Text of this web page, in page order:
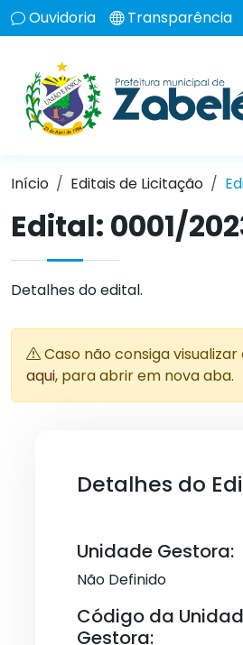
Ouvidoria Transparência
Início Editais de Licitação
Edital: 0001/
Detalhes do edital.
Caso não consiga
aqui, para abrir em nova aba.
Detalhes do
Unidade Gestora:
Não Definido
Código da
Gestora: